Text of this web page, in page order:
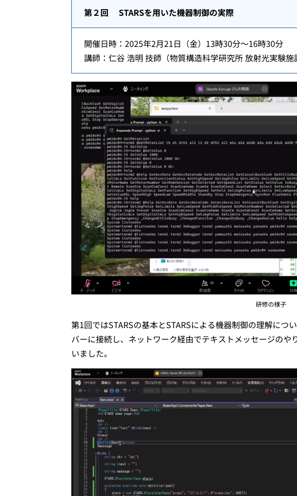
第２回 STARSを用いた機器制御の実際
開催日時：2025年2月21日（金）13時30分～16時30分
講師：仁谷 浩明 技師（物質構造科学研究所 放射光実験施
研修の様子
第1回ではSTARSの基本とSTARSによる機器制御の理解につ
バーに接続し、ネットワーク経由でテキストメッセージの
いました。